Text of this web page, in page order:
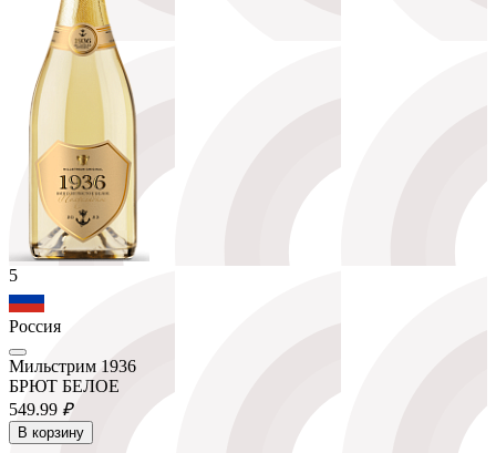
5
Россия
Мильстрим 1936
БРЮТ БЕЛОЕ
549.99 ₽
В корзину